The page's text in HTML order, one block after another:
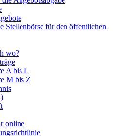
Stellenbörse für den öffentlichen
wo?
A bis L
M bis Z
online